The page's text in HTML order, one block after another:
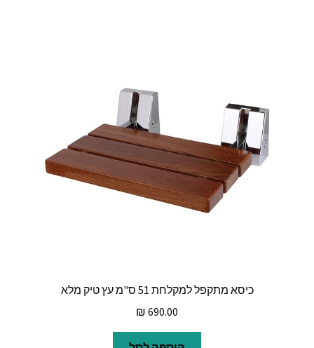
כיסא מתקפל למקלחת 51 ס"מ עץ טיק מלא
₪ 690.00